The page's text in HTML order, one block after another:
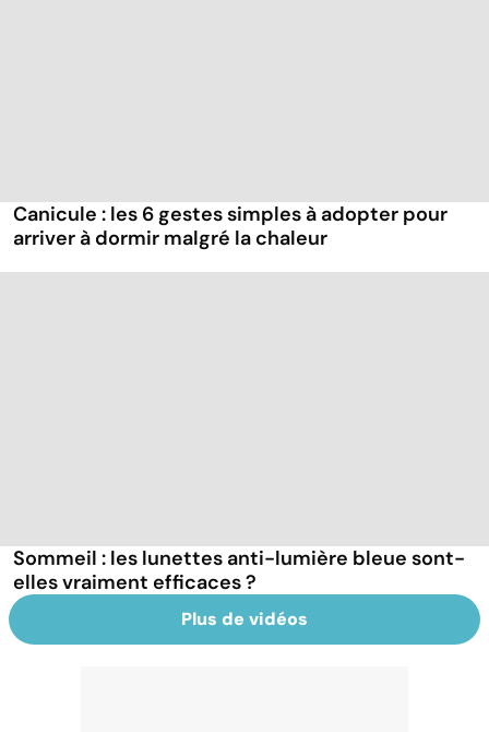
Canicule : les 6 gestes simples à adopter pour
arriver à dormir malgré la chaleur
Sommeil : les lunettes anti-lumière bleue sont-
elles vraiment efficaces ?
Plus de vidéos